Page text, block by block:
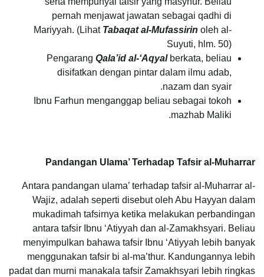
pernah menjawat jawatan sebagai qadhi di
Mariyyah. (Lihat Tabaqat al-Mufassirin oleh al-
Suyuti, hlm. 50)
Pengarang Qala’id al-‘Aqyalberkata, beliau
disifatkan dengan pintar dalam ilmu adab,
nazam dan syair.
Ibnu Farhun menganggap beliau sebagai tokoh
mazhab Maliki.
Pandangan Ulama’ Terhadap Tafsir al-Muharrar
Antara pandangan ulama’ terhadap tafsir al-Muharrar al-
Wajiz, adalah seperti disebut oleh Abu Hayyan dalam
mukadimah tafsirnya ketika melakukan perbandingan
antara tafsir Ibnu ‘Atiyyah dan al-Zamakhsyari. Beliau
menyimpulkan bahawa tafsir Ibnu ‘Atiyyah lebih banyak
menggunakan tafsir bi al-ma’thur. Kandungannya lebih
padat dan murni manakala tafsir Zamakhsyari lebih ringkas